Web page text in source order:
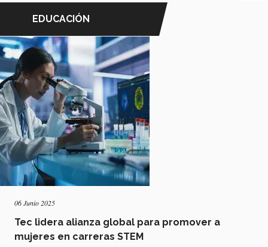
EDUCACIÓN
06 Junio 2025
Tec lidera alianza global para promover a
mujeres en carreras STEM